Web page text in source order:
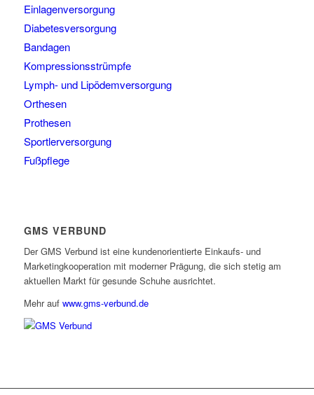
Einlagenversorgung
Diabetesversorgung
Bandagen
Kompressionsstrümpfe
Lymph- und Lipödemversorgung
Orthesen
Prothesen
Sportlerversorgung
Fußpflege
GMS VERBUND
Der GMS Verbund ist eine kundenorientierte Einkaufs- und
Marketingkooperation mit moderner Prägung, die sich stetig am
aktuellen Markt für gesunde Schuhe ausrichtet.
Mehr auf www.gms-verbund.de